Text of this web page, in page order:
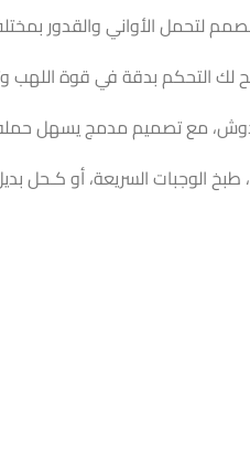
الأواني والقدور بمختلف
لك التحكم بدقة في قوة اللهب
مع تصميم مدمج يسهل حمله
الوجبات السريعة، أو كـحل